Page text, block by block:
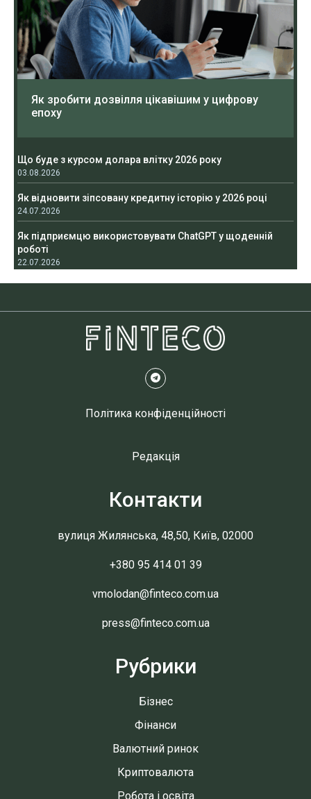
Як зробити дозвілля цікавішим у цифрову
епоху
Що буде з курсом долара влітку 2026 року
03.08.2026
Як відновити зіпсовану кредитну історію у 2026 році
24.07.2026
Як підприємцю використовувати ChatGPT у щоденній
роботі
22.07.2026
Політика конфіденційності
Редакція
Контакти
вулиця Жилянська, 48,50, Київ, 02000
+380 95 414 01 39
vmolodan@finteco.com.ua
press@finteco.com.ua
Рубрики
Бізнес
Фінанси
Валютний ринок
Криптовалюта
Робота і освіта